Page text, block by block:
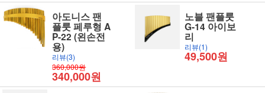
아도니스 팬
플룻 페루형 A
P-22 (왼손전
용)
리뷰(3)
360,000원
340,000원
노블 팬플룻
G-14 아이보
리
리뷰(1)
49,500원